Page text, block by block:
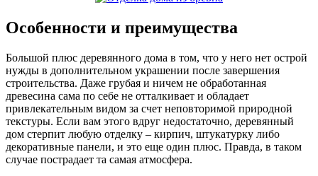
Особенности и преимущества
Большой плюс деревянного дома в том, что у него нет острой
нужды в дополнительном украшении после завершения
строительства. Даже грубая и ничем не обработанная
древесина сама по себе не отталкивает и обладает
привлекательным видом за счет неповторимой природной
текстуры. Если вам этого вдруг недостаточно, деревянный
дом стерпит любую отделку – кирпич, штукатурку либо
декоративные панели, и это еще один плюс. Правда, в таком
случае пострадает та самая атмосфера.